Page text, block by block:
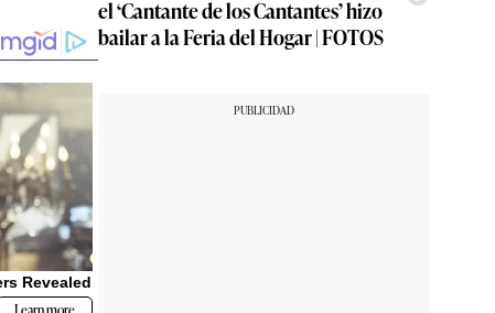
el ‘Cantante de los Cantantes’ hizo
bailar a la Feria del Hogar | FOTOS